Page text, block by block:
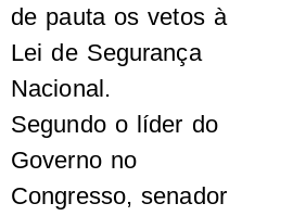
de pauta os vetos à
Lei de Segurança
Nacional.
Segundo o líder do
Governo no
Congresso, senador